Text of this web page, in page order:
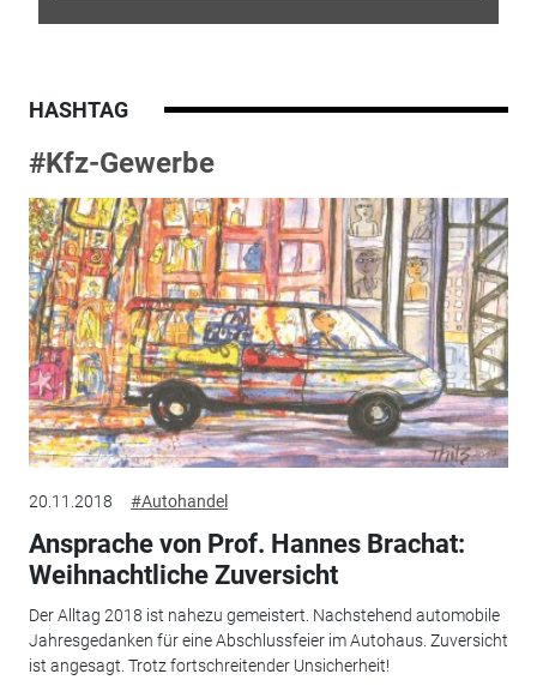
HASHTAG
#Kfz-Gewerbe
20.11.2018 #Autohandel
Ansprache von Prof. Hannes Brachat:
Weihnachtliche Zuversicht
Der Alltag 2018 ist nahezu gemeistert. Nachstehend automobile
Jahresgedanken für eine Abschlussfeier im Autohaus. Zuversicht
ist angesagt. Trotz fortschreitender Unsicherheit!